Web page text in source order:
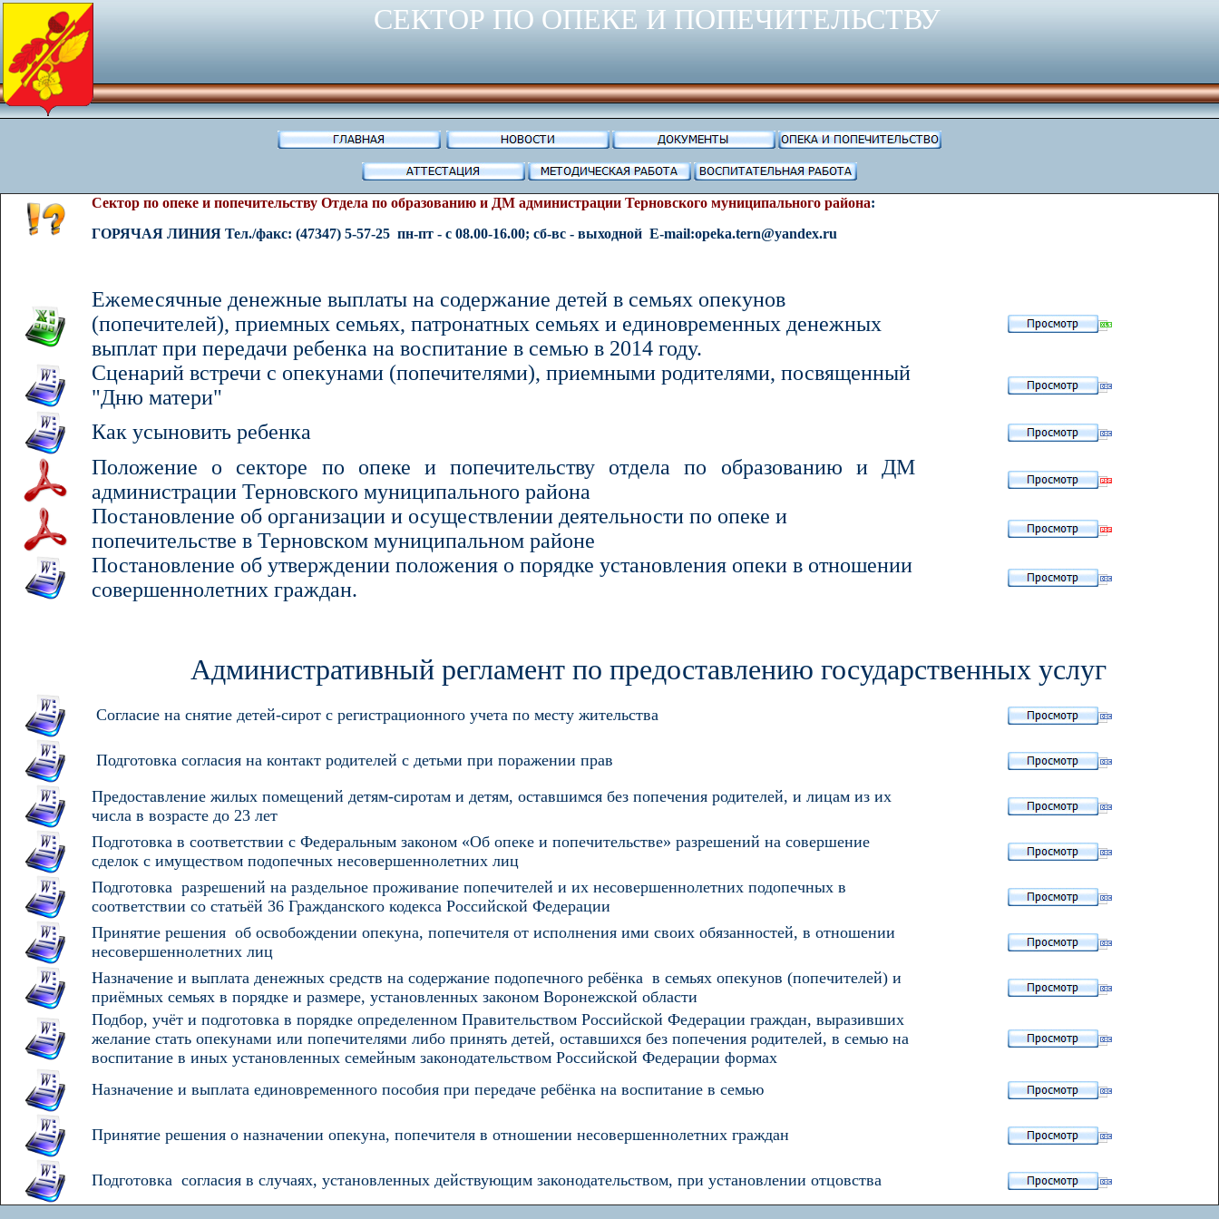
СЕКТОР ПО ОПЕКЕ И ПОПЕЧИТЕЛЬСТВУ
Сектор по опеке и попечительству Отдела по образованию и ДМ администрации Терновского муниципального района:
ГОРЯЧАЯ ЛИНИЯ Тел./факс: (47347) 5-57-25 пн-пт - с 08.00-16.00; сб-вс - выходной E-mail:opeka.tern@yandex.ru
Ежемесячные денежные выплаты на содержание детей в семьях опекунов
(попечителей), приемных семьях, патронатных семьях и единовременных денежных
выплат при передачи ребенка на воспитание в семью в 2014 году.
Сценарий встречи с опекунами (попечителями), приемными родителями, посвященный
"Дню матери"
Как усыновить ребенка
Положение о секторе по опеке и попечительству отдела по образованию и ДМ
администрации Терновского муниципального района
Постановление об организации и осуществлении деятельности по опеке и
попечительстве в Терновском муниципальном районе
Постановление об утверждении положения о порядке установления опеки в отношении
совершеннолетних граждан.
Административный регламент по предоставлению государственных услуг
Согласие на снятие детей-сирот с регистрационного учета по месту жительства
Подготовка согласия на контакт родителей с детьми при поражении прав
Предоставление жилых помещений детям-сиротам и детям, оставшимся без попечения родителей, и лицам из их
числа в возрасте до 23 лет
Подготовка в соответствии с Федеральным законом «Об опеке и попечительстве» разрешений на совершение
сделок с имуществом подопечных несовершеннолетних лиц
Подготовка разрешений на раздельное проживание попечителей и их несовершеннолетних подопечных в
соответствии со статьёй 36 Гражданского кодекса Российской Федерации
Принятие решения об освобождении опекуна, попечителя от исполнения ими своих обязанностей, в отношении
несовершеннолетних лиц
Назначение и выплата денежных средств на содержание подопечного ребёнка в семьях опекунов (попечителей) и
приёмных семьях в порядке и размере, установленных законом Воронежской области
Подбор, учёт и подготовка в порядке определенном Правительством Российской Федерации граждан, выразивших
желание стать опекунами или попечителями либо принять детей, оставшихся без попечения родителей, в семью на
воспитание в иных установленных семейным законодательством Российской Федерации формах
Назначение и выплата единовременного пособия при передаче ребёнка на воспитание в семью
Принятие решения о назначении опекуна, попечителя в отношении несовершеннолетних граждан
Подготовка согласия в случаях, установленных действующим законодательством, при установлении отцовства